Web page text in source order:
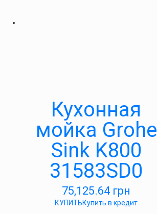
Кухонная
мойка Grohe
Sink K800
31583SD0
75,125.64 грн
КУПИТЬКупить в кредит